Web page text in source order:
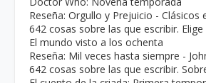
Reseña: Orgullo y Prejuicio - Clásicos
642 cosas sobre las que escribir.
El mundo visto a los ochenta
Reseña: Mil veces hasta siempre -
642 cosas sobre las que escribir.